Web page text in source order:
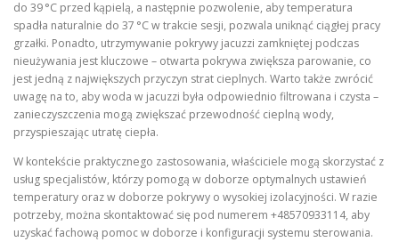
do 39 °C przed kąpielą, a następnie pozwolenie, aby temperatura
spadła naturalnie do 37 °C w trakcie sesji, pozwala uniknąć ciągłej pracy
grzałki. Ponadto, utrzymywanie pokrywy jacuzzi zamkniętej podczas
nieużywania jest kluczowe – otwarta pokrywa zwiększa parowanie, co
jest jedną z największych przyczyn strat cieplnych. Warto także zwrócić
uwagę na to, aby woda w jacuzzi była odpowiednio filtrowana i czysta –
zanieczyszczenia mogą zwiększać przewodność cieplną wody,
przyspieszając utratę ciepła.
W kontekście praktycznego zastosowania, właściciele mogą skorzystać z
usług specjalistów, którzy pomogą w doborze optymalnych ustawień
temperatury oraz w doborze pokrywy o wysokiej izolacyjności. W razie
potrzeby, można skontaktować się pod numerem +48570933114, aby
uzyskać fachową pomoc w doborze i konfiguracji systemu sterowania.